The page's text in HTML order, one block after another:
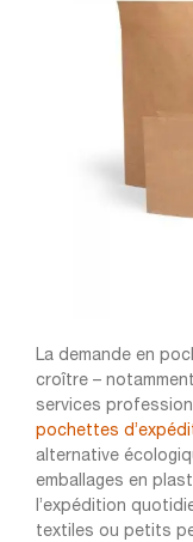
La demande en
croître –
services
pochettes
alternative
emballages en
l’expédition
textiles ou petits